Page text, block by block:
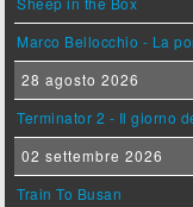
Marco Bellocchio - La
28 agosto 2026
Terminator 2 - Il giorno
02 settembre 2026
Train To Busan